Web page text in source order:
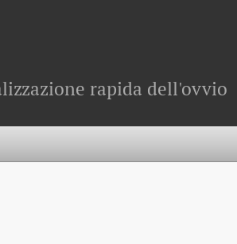
rapida dell'ovvio